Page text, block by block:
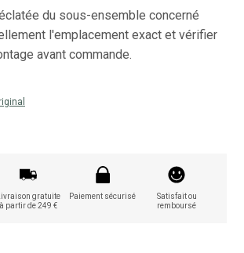
du sous-ensemble concerné
l'emplacement exact et vérifier
avant commande.
Livraison gratuite
à partir de 249 €
Paiement sécurisé
Satisfait ou
remboursé